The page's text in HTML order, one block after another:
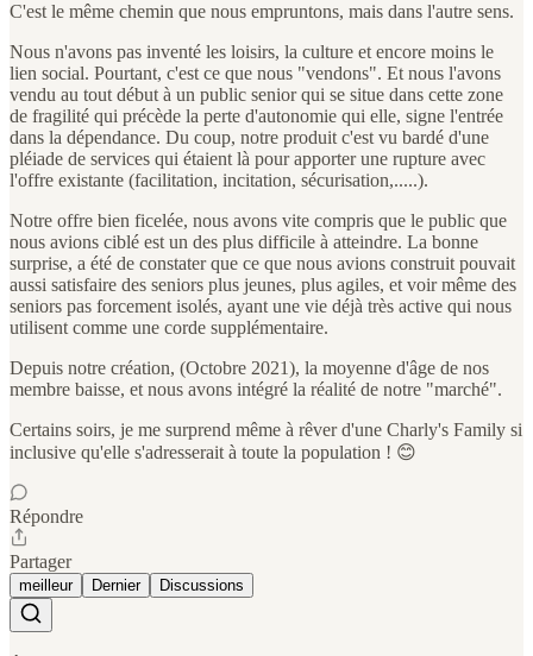
C'est le même chemin que nous empruntons, mais dans l'autre sens.
Nous n'avons pas inventé les loisirs, la culture et encore moins le
lien social. Pourtant, c'est ce que nous "vendons". Et nous l'avons
vendu au tout début à un public senior qui se situe dans cette zone
de fragilité qui précède la perte d'autonomie qui elle, signe l'entrée
dans la dépendance. Du coup, notre produit c'est vu bardé d'une
pléiade de services qui étaient là pour apporter une rupture avec
l'offre existante (facilitation, incitation, sécurisation,.....).
Notre offre bien ficelée, nous avons vite compris que le public que
nous avions ciblé est un des plus difficile à atteindre. La bonne
surprise, a été de constater que ce que nous avions construit pouvait
aussi satisfaire des seniors plus jeunes, plus agiles, et voir même des
seniors pas forcement isolés, ayant une vie déjà très active qui nous
utilisent comme une corde supplémentaire.
Depuis notre création, (Octobre 2021), la moyenne d'âge de nos
membre baisse, et nous avons intégré la réalité de notre "marché".
Certains soirs, je me surprend même à rêver d'une Charly's Family si
inclusive qu'elle s'adresserait à toute la population ! 😊
Répondre
Partager
meilleur Dernier Discussions